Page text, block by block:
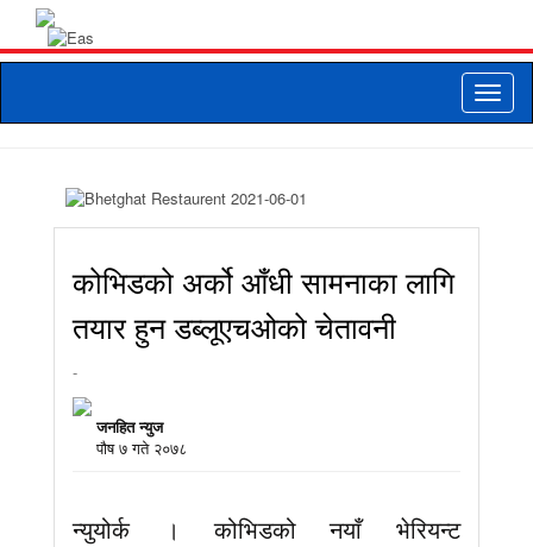
Toggle
कोभिडको अर्को आँधी सामनाका लागि
तयार हुन डब्लूएचओको चेतावनी
-
जनहित न्युज
पौष ७ गते २०७८
न्युयोर्क । कोभिडको नयाँ भेरियन्ट